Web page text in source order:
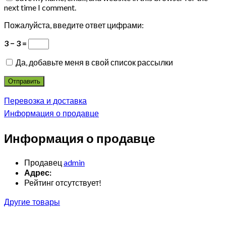
next time I comment.
Пожалуйста, введите ответ цифрами:
3 − 3 =
Да, добавьте меня в свой список рассылки
Перевозка и доставка
Информация о продавце
Информация о продавце
Продавец admin
Адрес:
Рейтинг отсутствует!
Другие товары